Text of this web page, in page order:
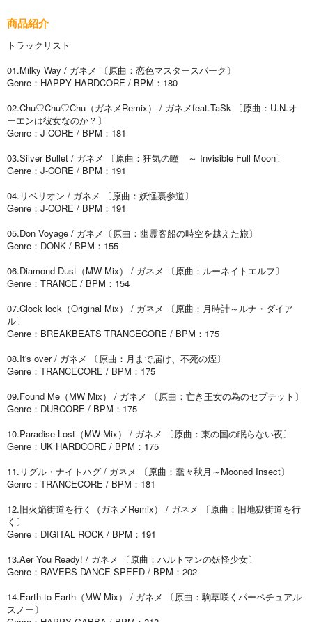
商品紹介
トラックリスト
01.Milky Way / ガネメ 〔原曲：恋色マスタースパーク〕
Genre：HAPPY HARDCORE / BPM：180
02.Chu♡Chu♡Chu（ガネメRemix） / ガネメfeat.TaSk 〔原曲：U.N.オ
ーエンは彼女なのか？〕
Genre：J-CORE / BPM：181
03.Silver Bullet / ガネメ 〔原曲：狂気の瞳 ～ Invisible Full Moon〕
Genre：J-CORE / BPM：191
04.リベリオン / ガネメ 〔原曲：妖怪裏参道〕
Genre：J-CORE / BPM：191
05.Don Voyage / ガネメ〔原曲：幽霊客船の時空を越えた旅〕
Genre：DONK / BPM：155
06.Diamond Dust（MW Mix） / ガネメ 〔原曲：ルーネイトエルフ〕
Genre：TRANCE / BPM：154
07.Clock lock（Original Mix） / ガネメ 〔原曲：月時計～ルナ・ダイア
ル〕
Genre：BREAKBEATS TRANCECORE / BPM：175
08.It's over / ガネメ 〔原曲：月まで届け、不死の煙〕
Genre：TRANCECORE / BPM：175
09.Found Me（MW Mix） / ガネメ 〔原曲：亡き王女の為のセプテット〕
Genre：DUBCORE / BPM：175
10.Paradise Lost（MW Mix） / ガネメ 〔原曲：東の国の眠らない夜〕
Genre：UK HARDCORE / BPM：175
11.リグル・ナイトハグ / ガネメ 〔原曲：蠢々秋月～Mooned Insect〕
Genre：TRANCECORE / BPM：181
12.旧火焔街道を行く（ガネメRemix） / ガネメ 〔原曲：旧地獄街道を行
く〕
Genre：DIGITAL ROCK / BPM：191
13.Aer You Ready! / ガネメ 〔原曲：ハルトマンの妖怪少女〕
Genre：RAVERS DANCE SPEED / BPM：202
14.Earth to Earth（MW Mix） / ガネメ 〔原曲：駒草咲くパーペチュアル
スノー〕